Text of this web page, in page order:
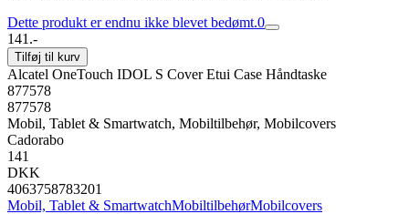
Dette produkt er endnu ikke blevet bedømt.0
141.-
Tilføj til kurv
Alcatel OneTouch IDOL S Cover Etui Case Håndtaske
877578
877578
Mobil, Tablet & Smartwatch, Mobiltilbehør, Mobilcovers
Cadorabo
141
DKK
4063758783201
Mobil, Tablet & SmartwatchMobiltilbehørMobilcovers